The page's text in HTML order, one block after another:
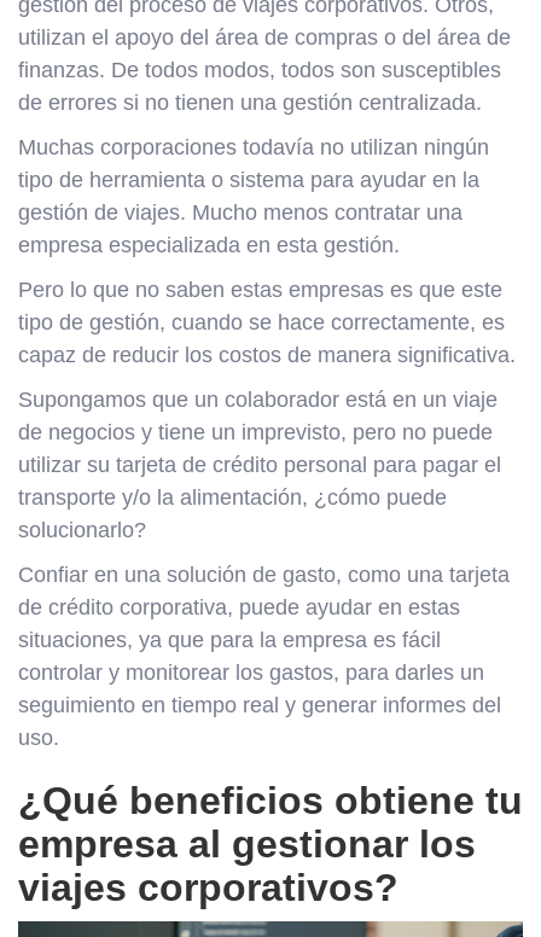
gestión del proceso de viajes corporativos. Otros,
utilizan el apoyo del área de compras o del área de
finanzas. De todos modos, todos son susceptibles
de errores si no tienen una gestión centralizada.
Muchas corporaciones todavía no utilizan ningún
tipo de herramienta o sistema para ayudar en la
gestión de viajes. Mucho menos contratar una
empresa especializada en esta gestión.
Pero lo que no saben estas empresas es que este
tipo de gestión, cuando se hace correctamente, es
capaz de reducir los costos de manera significativa.
Supongamos que un colaborador está en un viaje
de negocios y tiene un imprevisto, pero no puede
utilizar su tarjeta de crédito personal para pagar el
transporte y/o la alimentación, ¿cómo puede
solucionarlo?
Confiar en una solución de gasto, como una tarjeta
de crédito corporativa, puede ayudar en estas
situaciones, ya que para la empresa es fácil
controlar y monitorear los gastos, para darles un
seguimiento en tiempo real y generar informes del
uso.
¿Qué beneficios obtiene tu
empresa al gestionar los
viajes corporativos?